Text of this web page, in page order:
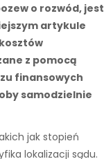
o rozwód, jest
artykule
z pomocą
finansowych
samodzielnie
jak stopień
lokalizacji sądu.